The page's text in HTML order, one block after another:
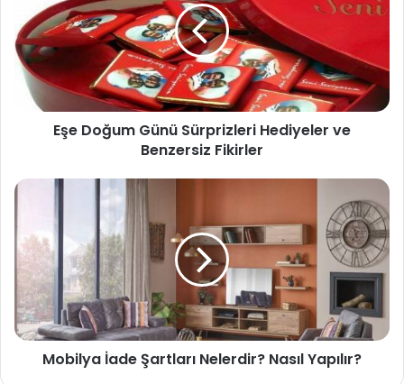
Eşe Doğum Günü Sürprizleri Hediyeler ve
Benzersiz Fikirler
Mobilya İade Şartları Nelerdir? Nasıl Yapılır?